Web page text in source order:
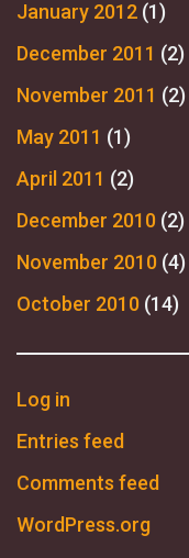
January 2012 (1)
December 2011 (2)
November 2011 (2)
May 2011 (1)
April 2011 (2)
December 2010 (2)
November 2010 (4)
October 2010 (14)
Log in
Entries feed
Comments feed
WordPress.org